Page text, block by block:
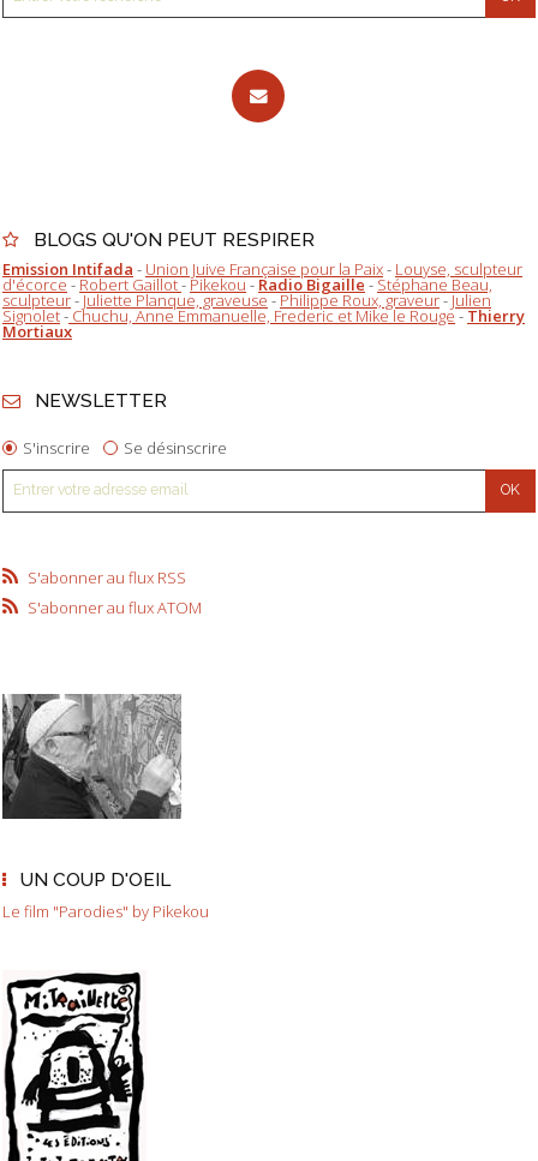
BLOGS QU'ON PEUT RESPIRER
Emission Intifada - Union Juive Française pour la Paix- Louyse, sculpteur
d'écorce-Robert Gaillot-Pikekou-Radio Bigaille-Stéphane Beau,
sculpteur-Juliette Planque, graveuse-Philippe Roux, graveur-Julien
Signolet-Chuchu, Anne Emmanuelle, Frederic et Mike le Rouge-Thierry
Mortiaux
NEWSLETTER
S'inscrire Se désinscrire
S'abonner au flux RSS
S'abonner au flux ATOM
UN COUP D'OEIL
Le film "Parodies" by Pikekou